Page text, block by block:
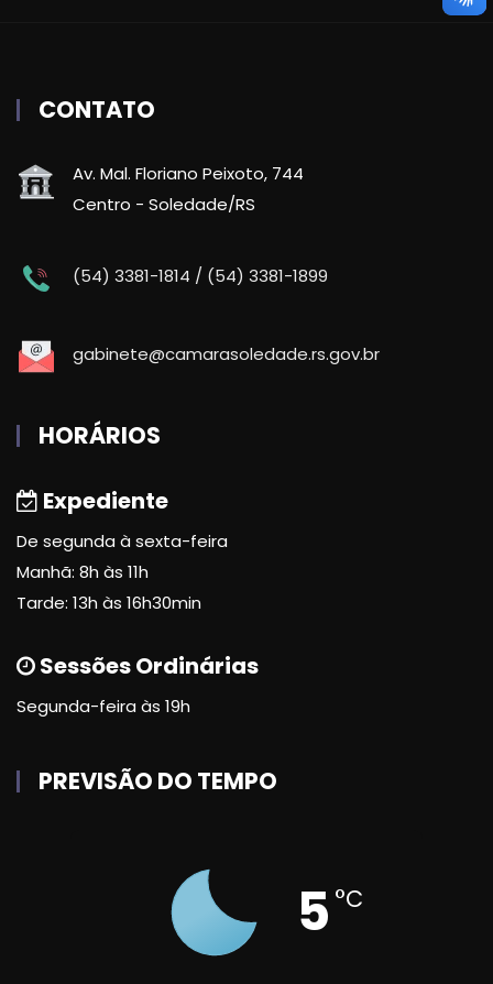
CONTATO
Av. Mal. Floriano Peixoto, 744
Centro - Soledade/RS
(54) 3381-1814 / (54) 3381-1899
gabinete@camarasoledade.rs.gov.br
HORÁRIOS
Expediente
De segunda à sexta-feira
Manhã: 8h às 11h
Tarde: 13h às 16h30min
Sessões Ordinárias
Segunda-feira às 19h
PREVISÃO DO TEMPO
5 °C